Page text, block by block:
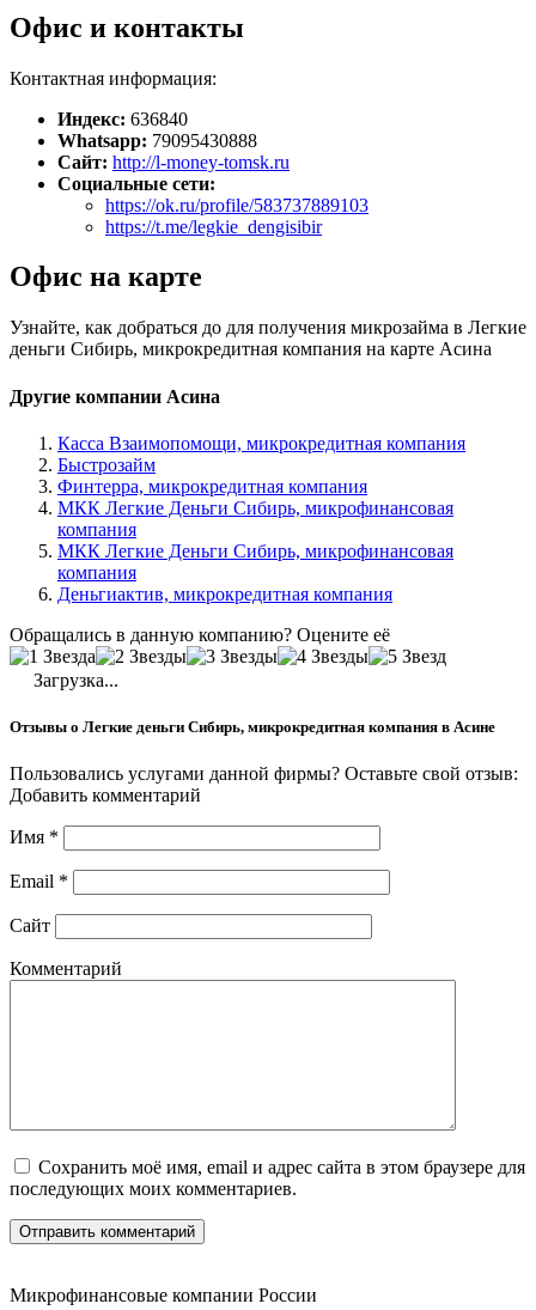
Офис и контакты
Контактная информация:
Индекс: 636840
Whatsapp: 79095430888
Сайт: http://l-money-tomsk.ru
Социальные сети:
https://ok.ru/profile/583737889103
https://t.me/legkie_dengisibir
Офис на карте
Узнайте, как добраться до для получения микрозайма в Легкие
деньги Сибирь, микрокредитная компания на карте Асина
Другие компании Асина
Касса Взаимопомощи, микрокредитная компания
Быстрозайм
Финтерра, микрокредитная компания
МКК Легкие Деньги Сибирь, микрофинансовая
компания
МКК Легкие Деньги Сибирь, микрофинансовая
компания
Деньгиактив, микрокредитная компания
Обращались в данную компанию? Оцените её
Загрузка...
Отзывы о Легкие деньги Сибирь, микрокредитная компания в Асине
Пользовались услугами данной фирмы? Оставьте свой отзыв:
Добавить комментарий
Имя *
Email *
Сайт
Комментарий
Сохранить моё имя, email и адрес сайта в этом браузере для
последующих моих комментариев.
Микрофинансовые компании России